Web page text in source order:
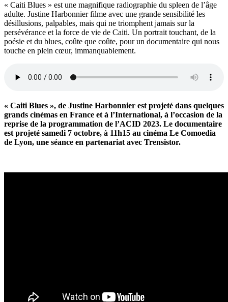
« Caiti Blues » est une magnifique radiographie du spleen de l’âge
adulte. Justine Harbonnier filme avec une grande sensibilité les
désillusions, palpables, mais qui ne triomphent jamais sur la
persévérance et la force de vie de Caiti. Un portrait touchant, de la
poésie et du blues, coûte que coûte, pour un documentaire qui nous
touche en plein cœur, immanquablement.
« Caiti Blues », de Justine Harbonnier est projeté dans quelques
grands cinémas en France et à l’International, à l’occasion de la
reprise de la programmation de l’ACID 2023. Le documentaire
est projeté samedi 7 octobre, à 11h15 au cinéma Le Comoedia
de Lyon, une séance en partenariat avec Trensistor.